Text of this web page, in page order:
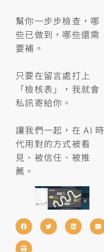
幫你一步步檢查，哪
些已做到，哪些還需
要補。
只要在留言處打上
「檢核表」，我就會
私訊寄給你。
讓我們一起，在 AI 時
代用對的方式被看
見、被信任、被推
薦。